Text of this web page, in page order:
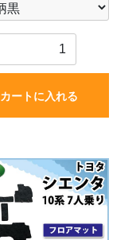
カートに入れる